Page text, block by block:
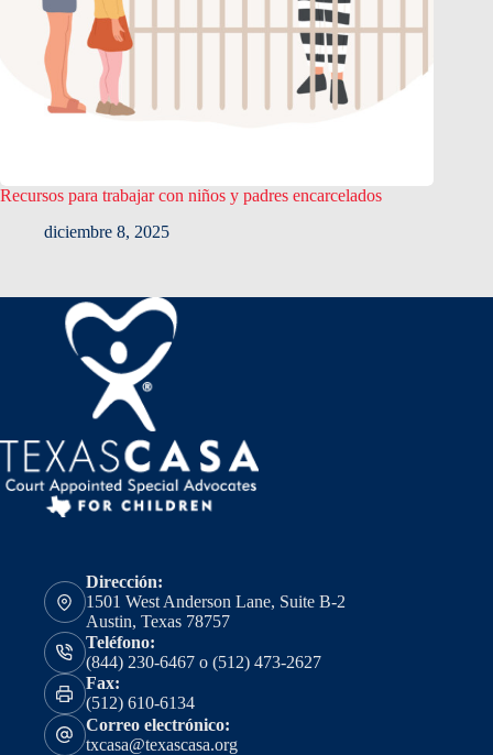
Recursos para trabajar con niños y padres encarcelados
diciembre 8, 2025
Dirección:
1501 West Anderson Lane, Suite B-2
Austin, Texas 78757
Teléfono:
(844) 230-6467 o (512) 473-2627
Fax:
(512) 610-6134
Correo electrónico:
txcasa@texascasa.org